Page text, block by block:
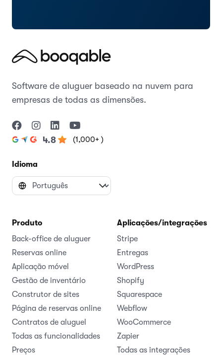
Software de aluguer baseado na nuvem para
empresas de todas as dimensões.
4.8 (1,000+ )
Idioma
Produto
Back-office de aluguer
Reservas online
Aplicação móvel
Gestão de inventário
Construtor de sites
Página de reservas online
Contratos de aluguel
Todas as funcionalidades
Preços
Aplicações/integrações
Stripe
Entregas
WordPress
Shopify
Squarespace
Webflow
WooCommerce
Zapier
Todas as integrações